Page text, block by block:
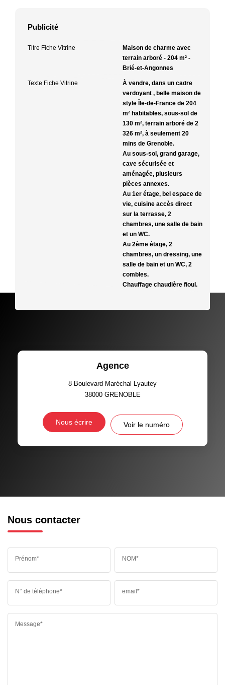
Publicité
Titre Fiche Vitrine
Maison de charme avec
terrain arboré - 204 m² -
Brié-et-Angonnes
Texte Fiche Vitrine
À vendre, dans un cadre
verdoyant , belle maison de
style Île-de-France de 204
m² habitables, sous-sol de
130 m², terrain arboré de 2
326 m², à seulement 20
mins de Grenoble.
Au sous-sol, grand garage,
cave sécurisée et
aménagée, plusieurs
pièces annexes.
Au 1er étage, bel espace de
vie, cuisine accès direct
sur la terrasse, 2
chambres, une salle de bain
et un WC.
Au 2ème étage, 2
chambres, un dressing, une
salle de bain et un WC, 2
combles.
Chauffage chaudière fioul.
Agence
8 Boulevard Maréchal Lyautey
38000 GRENOBLE
Nous écrire Voir le numéro
Nous contacter
Prénom* NOM*
N° de téléphone* email*
Message*